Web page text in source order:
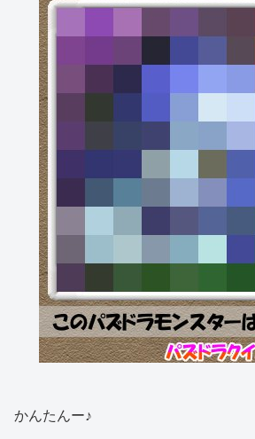
かんたんー♪